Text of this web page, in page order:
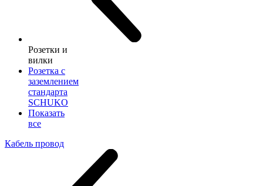
Розетки и
вилки
Розетка с
заземлением
стандарта
SCHUKO
Показать
все
Кабель провод